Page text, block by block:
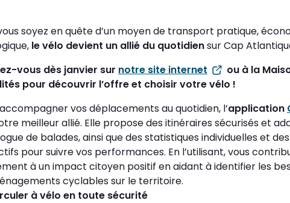
soyez en quête d’un moyen de transport pratique,
le vélo devient un allié du quotidiensur Cap
vous dès janvier sur notre site internet
ou à la
pour découvrir l’offre et choisir votre vélo !
vos déplacements au quotidien, l’application
meilleur allié. Elle propose des itinéraires sécurisés et
de balades, ainsi que des statistiques individuelles et
pour suivre vos performances. En l’utilisant, vous
à un impact citoyen positif en aidant à identifier les
cyclables sur le territoire.
à vélo en toute sécurité